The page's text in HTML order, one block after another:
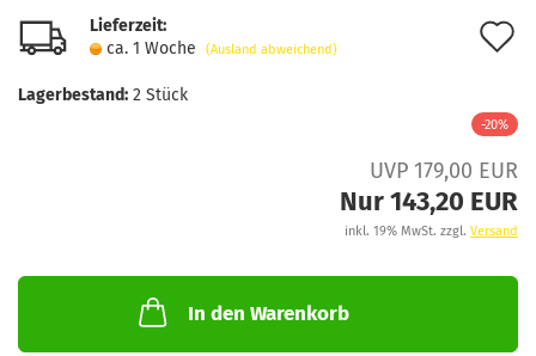
Lieferzeit:
ca. 1 Woche
(Ausland abweichend)
Lagerbestand: 2 Stück
-20%
UVP 179,00 EUR
Nur 143,20 EUR
inkl. 19% MwSt. zzgl. Versand
In den Warenkorb